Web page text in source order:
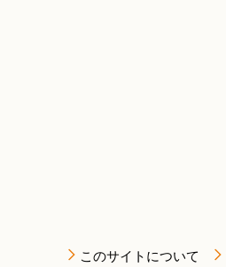
このサイトについて